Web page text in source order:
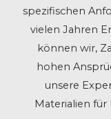
spezifischen
vielen Jahren
können wir,
hohen
unsere
Materialien